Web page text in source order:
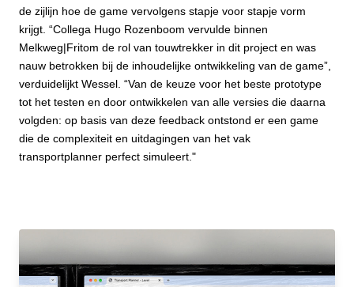
de zijlijn hoe de game vervolgens stapje voor stapje vorm
krijgt. “Collega Hugo Rozenboom vervulde binnen
Melkweg|Fritom de rol van touwtrekker in dit project en was
nauw betrokken bij de inhoudelijke ontwikkeling van de game”,
verduidelijkt Wessel. “Van de keuze voor het beste prototype
tot het testen en door ontwikkelen van alle versies die daarna
volgden: op basis van deze feedback ontstond er een game
die de complexiteit en uitdagingen van het vak
transportplanner perfect simuleert."